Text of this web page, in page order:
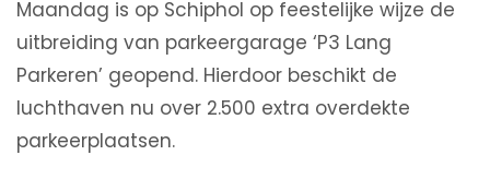
Maandag is op Schiphol op feestelijke wijze de
uitbreiding van parkeergarage ‘P3 Lang
Parkeren’ geopend. Hierdoor beschikt de
luchthaven nu over 2.500 extra overdekte
parkeerplaatsen.